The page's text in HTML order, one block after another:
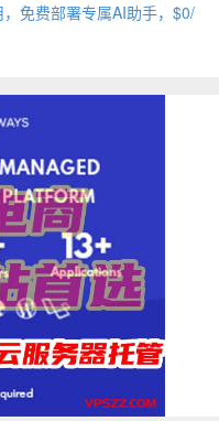
免费部署专属AI助手，$0/